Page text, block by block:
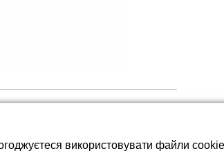
використовувати файли